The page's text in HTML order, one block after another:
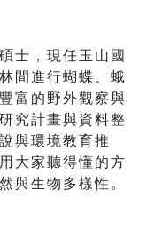
士，現任玉山國
間進行蝴蝶、蛾
富的野外觀察與
究計畫與資料整
與環境教育推
大家聽得懂的方
與生物多樣性。